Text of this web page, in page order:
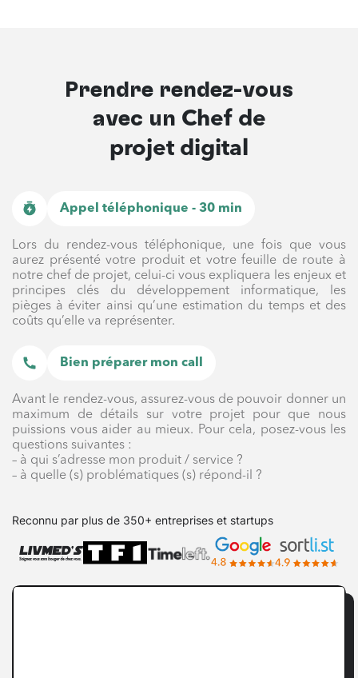
Prendre rendez-vous
avec un Chef de
projet digital
Appel téléphonique - 30 min
Lors du rendez-vous téléphonique, une fois que vous
aurez présenté votre produit et votre feuille de route à
notre chef de projet, celui-ci vous expliquera les enjeux et
principes clés du développement informatique, les
pièges à éviter ainsi qu’une estimation du temps et des
coûts qu’elle va représenter.
Bien préparer mon call
Avant le rendez-vous, assurez-vous de pouvoir donner un
maximum de détails sur votre projet pour que nous
puissions vous aider au mieux. Pour cela, posez-vous les
questions suivantes :
– à qui s’adresse mon produit / service ?
– à quelle (s) problématiques (s) répond-il ?
Reconnu par plus de 350+ entreprises et startups